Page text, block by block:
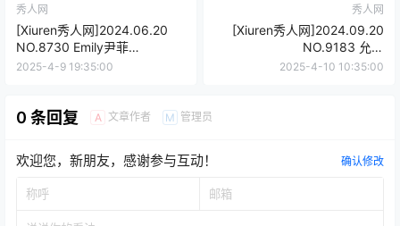
秀人网
[Xiuren秀人网]2024.06.20
NO.8730 Emily尹菲
[77+1P/676MB]
2025-4-9 19:35:00
秀人网
[Xiuren秀人网]2024.09.20
NO.9183 允爾
[70+1P/581MB]
2025-4-10 10:35:00
0 条回复 A 文章作者 M 管理员
欢迎您，新朋友，感谢参与互动！ 确认修改